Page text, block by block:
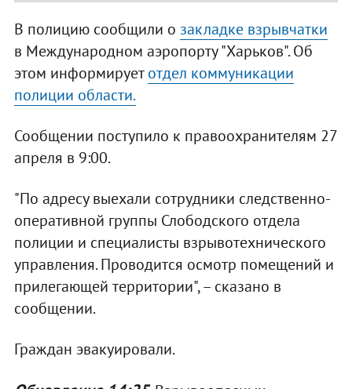
В полицию сообщили о закладке взрывчатки
в Международном аэропорту "Харьков". Об
этом информируетотдел коммуникации
полиции области.
Сообщении поступило к правоохранителям 27
апреля в 9:00.
"По адресу выехали сотрудники следственно-
оперативной группы Слободского отдела
полиции и специалисты взрывотехнического
управления. Проводится осмотр помещений и
прилегающей территории", – сказано в
сообщении.
Граждан эвакуировали.